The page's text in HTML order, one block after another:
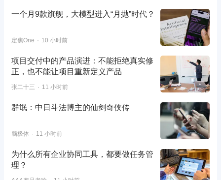
一个月9款旗舰，大模型进入“月抛”时代？
定焦One 10 小时前
项目交付中的产品演进：不能拒绝真实修
正，也不能让项目重新定义产品
张二十三 11 小时前
群氓：中日斗法博主的仙剑奇侠传
脑极体 11 小时前
为什么所有企业协同工具，都要做任务管
理？